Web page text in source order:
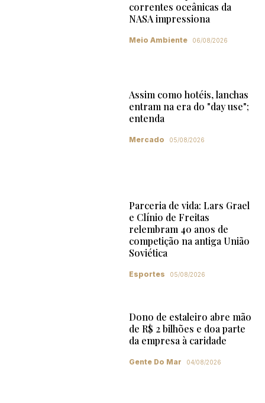
correntes oceânicas da
NASA impressiona
Meio Ambiente 06/08/2026
Assim como hotéis, lanchas
entram na era do "day use";
entenda
Mercado 05/08/2026
Parceria de vida: Lars Grael
e Clínio de Freitas
relembram 40 anos de
competição na antiga União
Soviética
Esportes 05/08/2026
Dono de estaleiro abre mão
de R$ 2 bilhões e doa parte
da empresa à caridade
Gente Do Mar 04/08/2026